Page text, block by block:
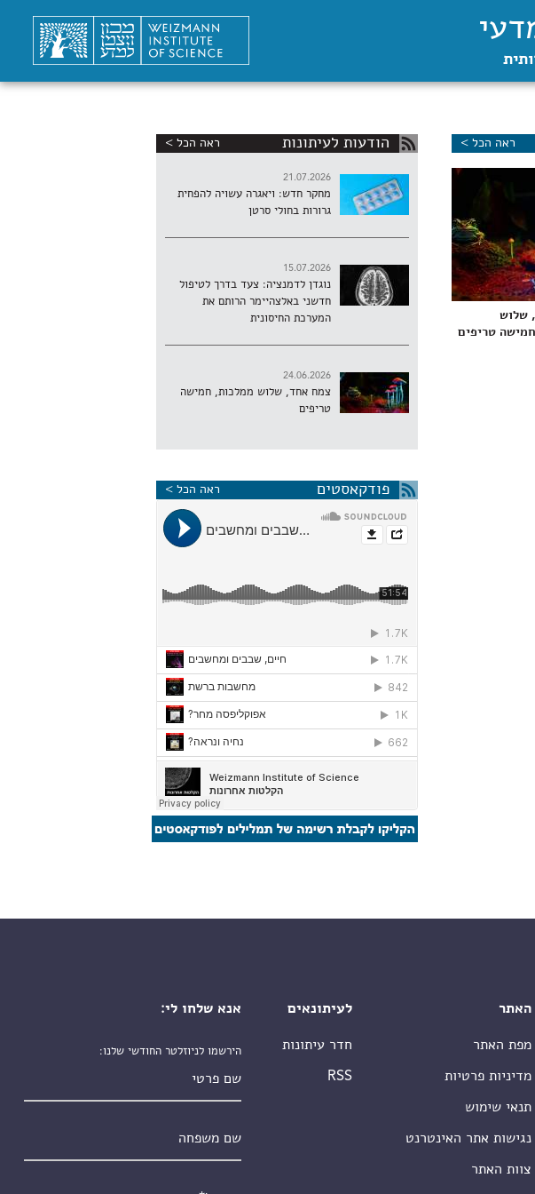
ראה הכל >
שלוש
טריפים
הודעות לעיתונות ראה הכל >
21.07.2026
מחקר חדש: ויאגרה עשויה להפחית
גרורות בחולי סרטן
15.07.2026
נוגדן לדמנציה: צעד בדרך לטיפול
חדשני באלצהיימר הרותם את
המערכת החיסונית
24.06.2026
צמח אחד, שלוש ממלכות, חמישה
טריפים
פודקאסטים ראה הכל >
האתר
מפת האתר
מדיניות פרטיות
תנאי שימוש
נגישות אתר האינטרנט
צוות האתר
לעיתונאים
חדר עיתונות
RSS
אנא שלחו לי:
הירשמו לניוזלטר החודשי שלנו: